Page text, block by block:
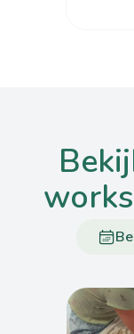
bekijk de geplande